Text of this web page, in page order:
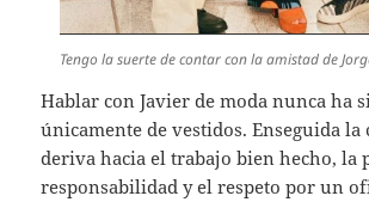
Tengo la suerte de contar con la amistad de
Hablar con Javier de moda nunca ha
únicamente de vestidos. Enseguida la
deriva hacia el trabajo bien hecho, la
responsabilidad y el respeto por un